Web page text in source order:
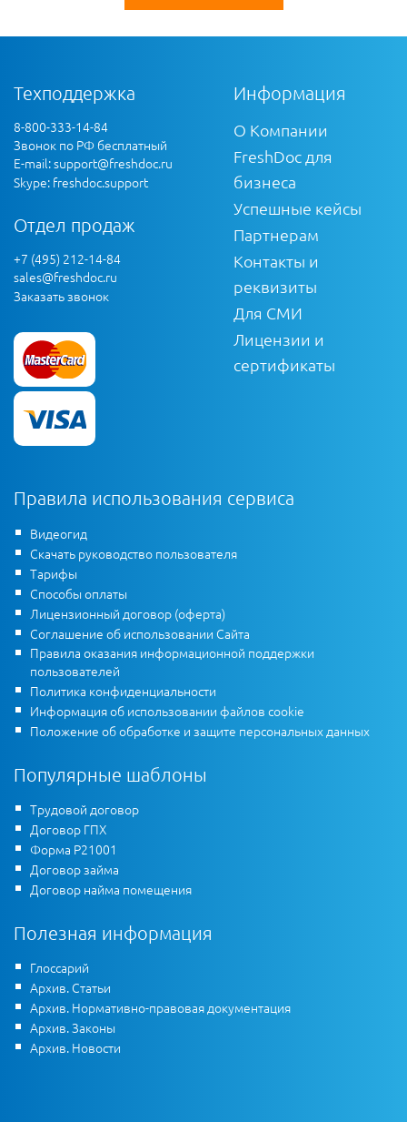
Техподдержка
8-800-333-14-84
Звонок по РФ бесплатный
E-mail:support@freshdoc.ru
Skype: freshdoc.support
Отдел продаж
+7 (495) 212-14-84
sales@freshdoc.ru
Заказать звонок
Информация
О Компании
FreshDoc для
бизнеса
Успешные кейсы
Партнерам
Контакты и
реквизиты
Для СМИ
Лицензии и
сертификаты
Правила использования сервиса
Видеогид
Скачать руководство пользователя
Тарифы
Способы оплаты
Лицензионный договор (оферта)
Соглашение об использовании Сайта
Правила оказания информационной поддержки
пользователей
Политика конфиденциальности
Информация об использовании файлов cookie
Положение об обработке и защите персональных данных
Популярные шаблоны
Трудовой договор
Договор ГПХ
Форма Р21001
Договор займа
Договор найма помещения
Полезная информация
Глоссарий
Архив. Статьи
Архив. Нормативно-правовая документация
Архив. Законы
Архив. Новости